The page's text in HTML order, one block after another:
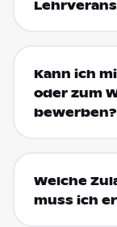
Kann ich
oder zum
bewerben?
Welche
muss ich